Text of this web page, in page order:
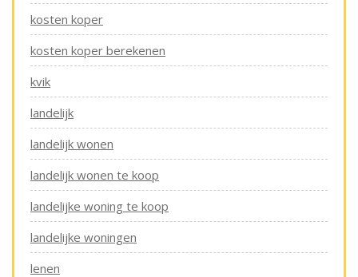
kosten koper
kosten koper berekenen
kvik
landelijk
landelijk wonen
landelijk wonen te koop
landelijke woning te koop
landelijke woningen
lenen